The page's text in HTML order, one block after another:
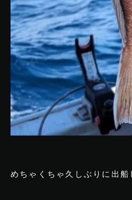
めちゃくちゃ久しぶりに出